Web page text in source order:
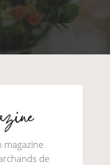
de